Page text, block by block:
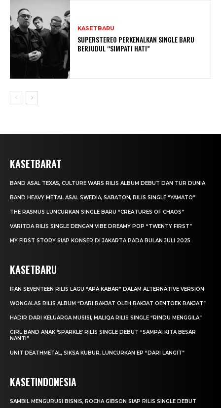
KASETBARU
SUPERSTEREO PERKENALKAN SINGLE BARU
BERJUDUL “SIMPATI HATI”
KASETBARAT
BAND ASAL TEXAS, CULTURE WARS RILIS ALBUM DEBUT DAN TUR DUNIA
BAND HEAVY METAL ASAL SWEDIA, SABATON, RILIS SINGLE “YAMATO”
THE RASMUS LUNCURKAN SINGLE BARU “CREATURES OF CHAOS”
VARITDA RILIS SINGLE DENGAN VIBE DREAMY POP “TWENTY FIRST”
MY FIRST STORY SIAP KONSER DI JAKARTA PADA BULAN JULI 2025
KASETBARU
IFAN SEVENTEEN RILIS LAGU “APA KABAR” DALAM ALTERNATIVE VERSION
WONGALAS RILIS ALBUM “DARI RAKJAT OLEH RAKJAT OENTOEK RAKJAT”
HADIR DARI KELUARGA MUSISI, MALIQA RILIS SINGLE “RINDU MENGGILA”
GIRL BAND ANAK ‘SPARKLE’ RILIS SINGLE DEBUT “SAMPAI KITA BESAR
NANTI”
UNIT DEATHMETAL, SIKSA KUBUR, LUNCURKAN EP “DARI LANGIT”
KASETINDONESIA
SAMBIL MENGURUSI BISNIS, ROCHA GIBSON SIAP RILIS SINGLE DEBUT